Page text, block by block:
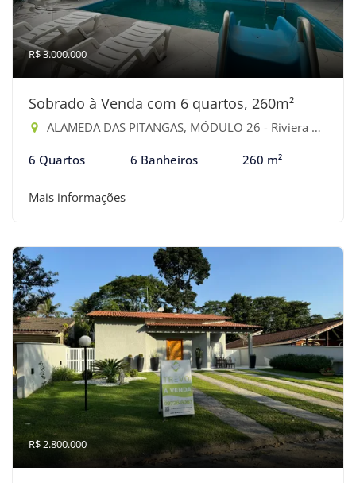
R$ 3.000.000
Sobrado à Venda com 6 quartos, 260m²
ALAMEDA DAS PITANGAS, MÓDULO 26 - Riviera de São Lourenço, Bertioga-SP
6 Quartos 6 Banheiros 260 m²
Mais informações
R$ 2.800.000